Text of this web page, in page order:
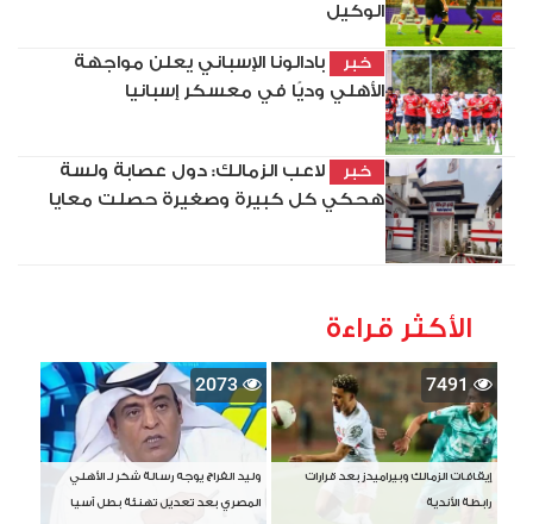
الوكيل
خبر
بادالونا الإسباني يعلن مواجهة
الأهلي وديًا في معسكر إسبانيا
خبر
لاعب الزمالك: دول عصابة ولسة
هحكي كل كبيرة وصغيرة حصلت معايا
الأكثر قراءة
7491
إيقافات الزمالك وبيراميدز بعد قرارات
رابطة الأندية
2073
وليد الفراج يوجه رسالة شكر لـ الأهلي
المصري بعد تعديل تهنئة بطل آسيا